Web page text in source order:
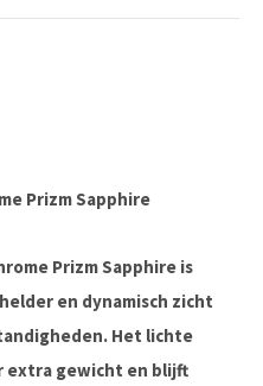
Prizm Sapphire
Prizm Sapphire is
en dynamisch zicht
Het lichte
gewicht en blijft